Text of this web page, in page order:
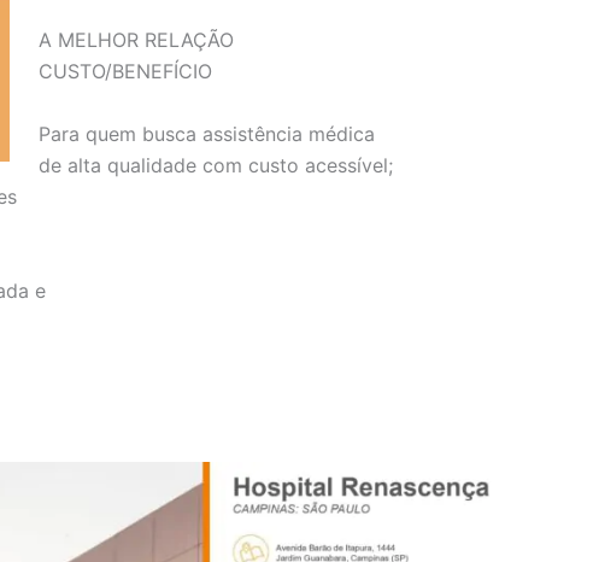
A MELHOR RELAÇÃO
CUSTO/BENEFÍCIO
Para quem busca assistência médica
de alta qualidade com custo acessível;
e